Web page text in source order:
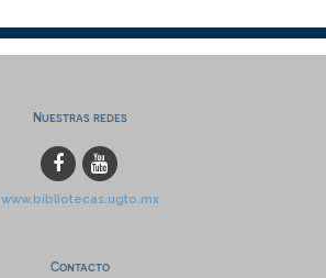
Nuestras redes
www.bibliotecas.ugto.mx
Contacto